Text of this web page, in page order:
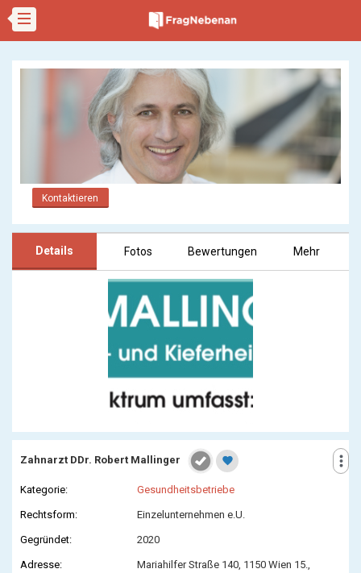
Kontaktieren
Details Fotos Bewertungen Mehr
more_vert
Zahnarzt DDr. Robert Mallinger favorite
Kategorie: Gesundheitsbetriebe
Rechtsform: Einzelunternehmen e.U.
Gegründet: 2020
Adresse:
Mariahilfer Straße 140, 1150 Wien 15.,